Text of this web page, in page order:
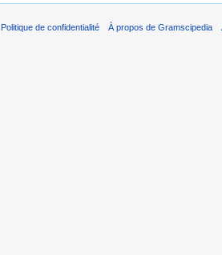
Politique de confidentialité À propos de Gramscipedia